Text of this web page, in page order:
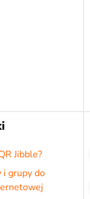
Jibble?
i grupy do